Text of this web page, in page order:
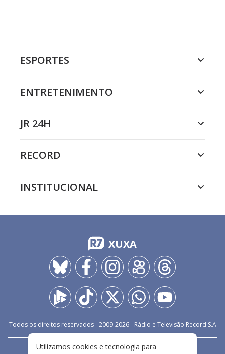
ESPORTES
ENTRETENIMENTO
JR 24H
RECORD
INSTITUCIONAL
XUXA
Todos os direitos reservados - 2009-2026- Rádio e Televisão Record S.A
Utilizamos cookies e tecnologia para